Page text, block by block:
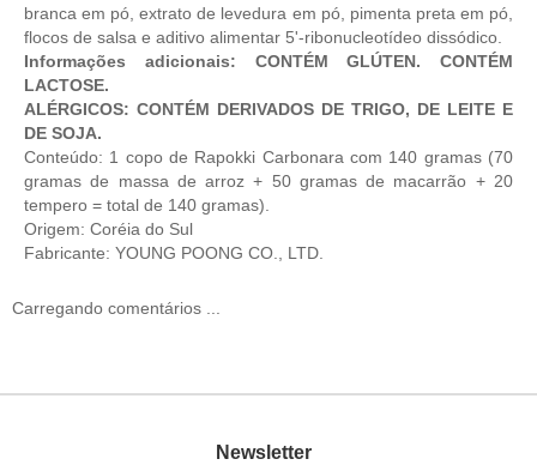
branca em pó, extrato de levedura em pó, pimenta preta em pó,
flocos de salsa e aditivo alimentar 5'-ribonucleotídeo dissódico.
Informações adicionais: CONTÉM GLÚTEN. CONTÉM
LACTOSE.
ALÉRGICOS: CONTÉM DERIVADOS DE TRIGO, DE LEITE E
DE SOJA.
Conteúdo: 1 copo de Rapokki Carbonara com 140 gramas (70
gramas de massa de arroz + 50 gramas de macarrão + 20
tempero = total de 140 gramas).
Origem: Coréia do Sul
Fabricante: YOUNG POONG CO., LTD.
Carregando comentários ...
Newsletter